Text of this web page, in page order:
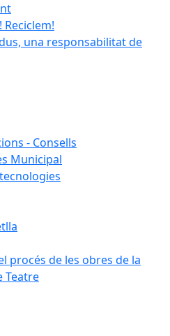
una responsabilitat de
- Consells
Municipal
procés de les obres de la
Teatre